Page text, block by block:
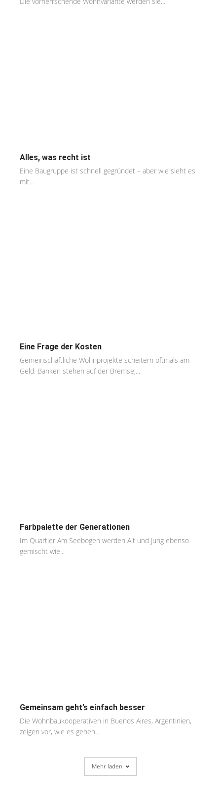
Alles, was recht ist
Eine Baugruppe ist schnell gegründet – aber wie sieht es
mit...
Eine Frage der Kosten
Gemeinschaftliche Wohnprojekte scheitern oftmals am
Geld. Banken stehen auf der Bremse,...
Farbpalette der Generationen
Im Quartier Am Seebogen werden Alt und Jung ebenso
gemischt wie...
Gemeinsam geht’s einfach besser
Die Wohnbaukooperativen in Buenos Aires, Argentinien,
zeigen vor, wie es gehen...
Mehr laden